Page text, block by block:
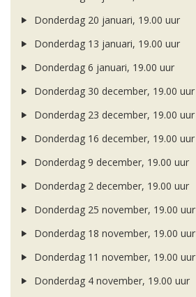
Donderdag 20 januari, 19.00 uur
Donderdag 13 januari, 19.00 uur
Donderdag 6 januari, 19.00 uur
Donderdag 30 december, 19.00 uur
Donderdag 23 december, 19.00 uur
Donderdag 16 december, 19.00 uur
Donderdag 9 december, 19.00 uur
Donderdag 2 december, 19.00 uur
Donderdag 25 november, 19.00 uur
Donderdag 18 november, 19.00 uur
Donderdag 11 november, 19.00 uur
Donderdag 4 november, 19.00 uur